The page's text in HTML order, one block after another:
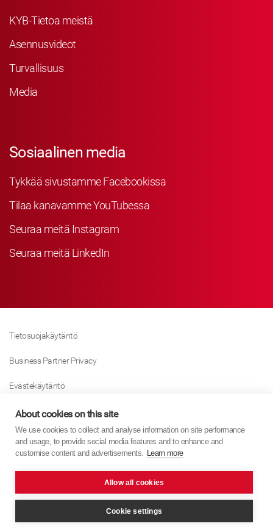
KYB-Tietoa meistä
Asennusvideot
Turvallisuus
Media
Sosiaalinen media
Tykkää sivustamme Facebookissa
Tilaa kanavamme YouTubessa
Seuraa meitä Instagram
Seuraa meitä LinkedIn
Tietosuojakäytäntö
Business Partner Privacy
Evästekäytäntö
Modern Slavery Act Policy
Tax Strategy
PixelTree Media
About cookies on this site
We use cookies to collect and analyse information on site performance
and usage, to provide social media features and to enhance and
customise content and advertisements. Learn more
Allow all cookies
Cookie settings